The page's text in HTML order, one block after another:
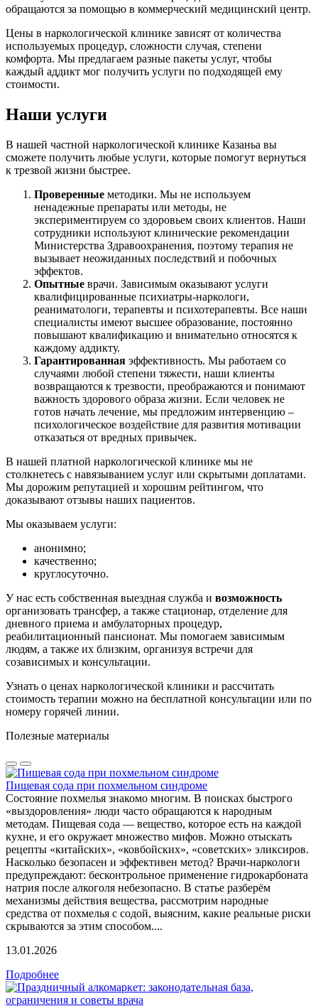
обращаются за помощью в коммерческий медицинский центр.
Цены в наркологической клинике зависят от количества
используемых процедур, сложности случая, степени
комфорта. Мы предлагаем разные пакеты услуг, чтобы
каждый аддикт мог получить услуги по подходящей ему
стоимости.
Наши услуги
В нашей частной наркологической клинике Казаньа вы
сможете получить любые услуги, которые помогут вернуться
к трезвой жизни быстрее.
Проверенные методики. Мы не используем
ненадежные препараты или методы, не
экспериментируем со здоровьем своих клиентов. Наши
сотрудники используют клинические рекомендации
Министерства Здравоохранения, поэтому терапия не
вызывает неожиданных последствий и побочных
эффектов.
Опытные врачи. Зависимым оказывают услуги
квалифицированные психиатры-наркологи,
реаниматологи, терапевты и психотерапевты. Все наши
специалисты имеют высшее образование, постоянно
повышают квалификацию и внимательно относятся к
каждому аддикту.
Гарантированная эффективность. Мы работаем со
случаями любой степени тяжести, наши клиенты
возвращаются к трезвости, преображаются и понимают
важность здорового образа жизни. Если человек не
готов начать лечение, мы предложим интервенцию –
психологическое воздействие для развития мотивации
отказаться от вредных привычек.
В нашей платной наркологической клинике мы не
столкнетесь с навязыванием услуг или скрытыми доплатами.
Мы дорожим репутацией и хорошим рейтингом, что
доказывают отзывы наших пациентов.
Мы оказываем услуги:
анонимно;
качественно;
круглосуточно.
У нас есть собственная выездная служба и возможность
организовать трансфер, а также стационар, отделение для
дневного приема и амбулаторных процедур,
реабилитационный пансионат. Мы помогаем зависимым
людям, а также их близким, организуя встречи для
созависимых и консультации.
Узнать о ценах наркологической клиники и рассчитать
стоимость терапии можно на бесплатной консультации или по
номеру горячей линии.
Полезные материалы
Пищевая сода при похмельном синдроме
Состояние похмелья знакомо многим. В поисках быстрого
«выздоровления» люди часто обращаются к народным
методам. Пищевая сода — вещество, которое есть на каждой
кухне, и его окружает множество мифов. Можно отыскать
рецепты «китайских», «ковбойских», «советских» эликсиров.
Насколько безопасен и эффективен метод? Врачи-наркологи
предупреждают: бесконтрольное применение гидрокарбоната
натрия после алкоголя небезопасно. В статье разберём
механизмы действия вещества, рассмотрим народные
средства от похмелья с содой, выясним, какие реальные риски
скрываются за этим способом....
13.01.2026
Подробнее